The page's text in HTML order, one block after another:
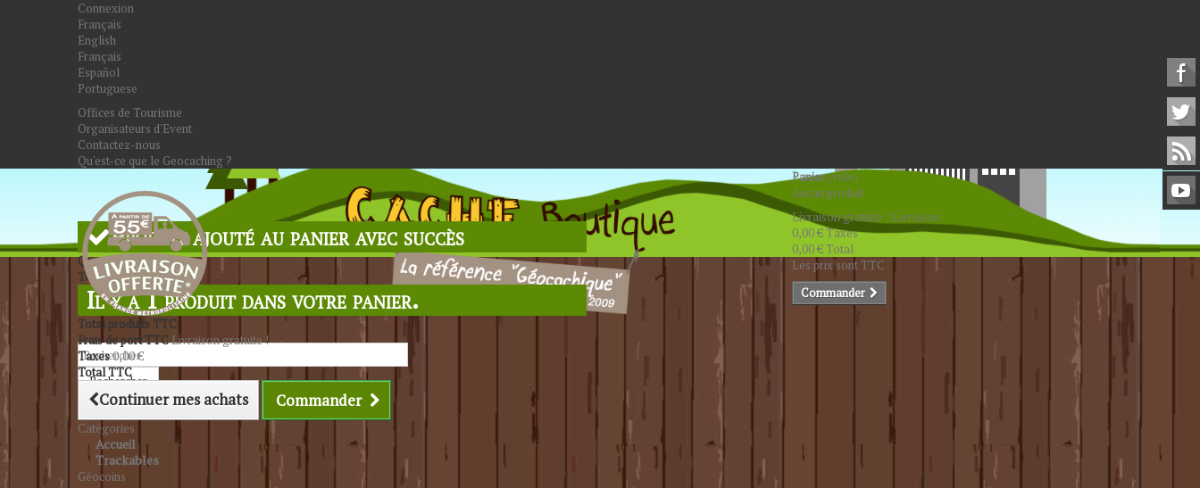
Connexion
Français
English
Français
Español
Portuguese
Offices de Tourisme
Organisateurs d'Event
Contactez-nous
Qu'est-ce que le Geocaching ?
Rechercher
Panier(vide)
Aucun produit
Livraison gratuite ! Livraison
0,00 €Taxes
0,00 € Total
Les prix sont TTC
Commander
Produit ajouté au panier avec succès
Quantité
Total
Il y a 1 produit dans votre panier.
Total produits TTC
Frais de port TTCLivraison gratuite !
Taxes0,00 €
Total TTC
Continuer mes achats Commander
Catégories
Accueil
Trackables
Géocoins